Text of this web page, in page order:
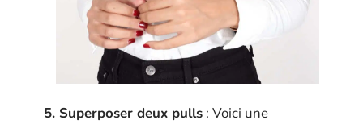
5. Superposer deux pulls : Voici une